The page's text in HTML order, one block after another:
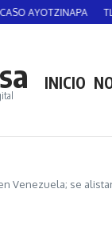
INICIO
Venezuela; se